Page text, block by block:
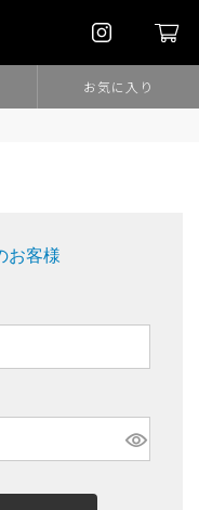
お気に入り
お客様